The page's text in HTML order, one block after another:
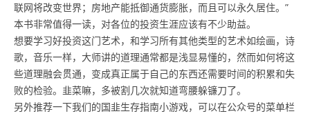
联网将改变世界；房地产能抵御通货膨胀，而且可以永久居住。”
本书非常值得一读，对各位的投资生涯应该有不少助益。
想要学习好投资这门艺术，和学习所有其他类型的艺术如绘画，诗
歌，音乐一样，大师讲的道理通常都是浅显易懂的，然而如何将这
些道理融会贯通，变成真正属于自己的东西还需要时间的积累和失
败的检验。韭菜嘛，多被割几次就知道弯腰躲镰刀了。
另外推荐一下我们的国韭生存指南小游戏，可以在公众号的菜单栏